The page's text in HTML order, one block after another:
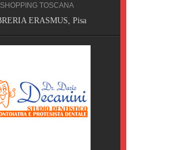
SHOPPING TOSCANA
ERASMUS, Pisa